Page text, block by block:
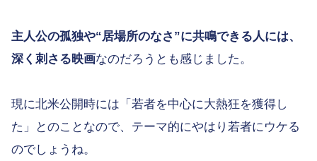
主人公の孤独や“居場所のなさ”に共鳴できる人には、
深く刺さる映画なのだろうとも感じました。
現に北米公開時には「若者を中心に大熱狂を獲得し
た」とのことなので、テーマ的にやはり若者にウケる
のでしょうね。